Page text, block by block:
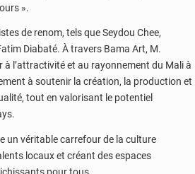
».
de renom, tels que Seydou Chee,
Diabaté. À travers Bama Art, M.
l’attractivité et au rayonnement du Mali à
à soutenir la création, la production et
tout en valorisant le potentiel
un véritable carrefour de la culture
locaux et créant des espaces